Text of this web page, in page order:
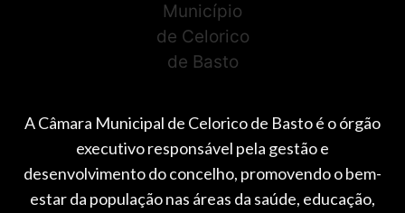
A Câmara Municipal de Celorico de Basto é o órgão
executivo responsável pela gestão e
desenvolvimento do concelho, promovendo o bem-
estar da população nas áreas da saúde, educação,